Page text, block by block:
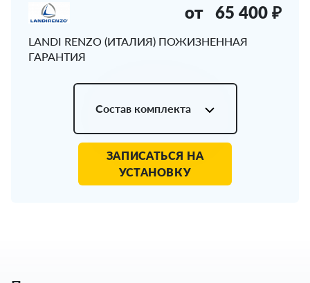
LANDI RENZO (ИТАЛИЯ) ПОЖИЗНЕННАЯ
ГАРАНТИЯ
от 65 400 ₽
Состав комплекта
ЗАПИСАТЬСЯ НА
УСТАНОВКУ